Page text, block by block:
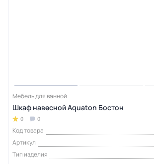
Мебель для ванной
Шкаф навесной Aquaton Бостон
0 0
Код товара
Артикул
Тип изделия